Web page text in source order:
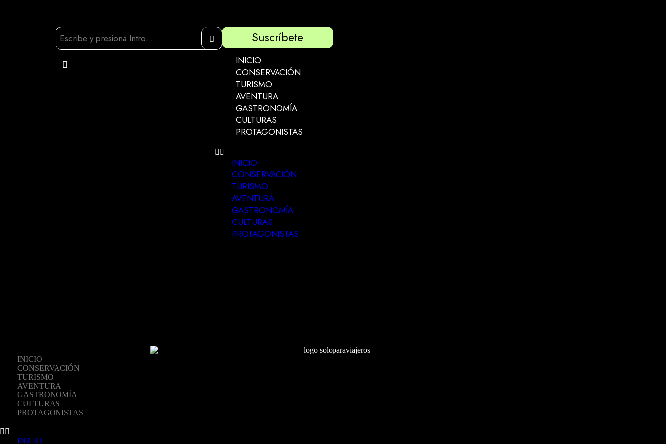
Suscríbete
INICIO
CONSERVACIÓN
TURISMO
AVENTURA
GASTRONOMÍA
CULTURAS
PROTAGONISTAS
INICIO
CONSERVACIÓN
TURISMO
AVENTURA
GASTRONOMÍA
CULTURAS
PROTAGONISTAS
INICIO
CONSERVACIÓN
TURISMO
AVENTURA
GASTRONOMÍA
CULTURAS
PROTAGONISTAS
INICIO